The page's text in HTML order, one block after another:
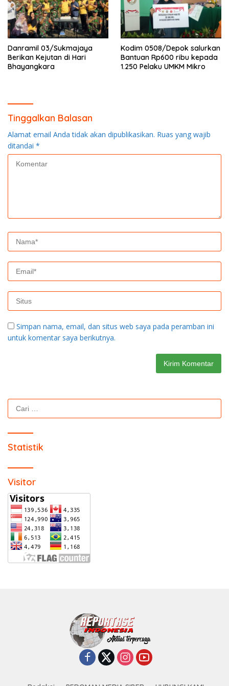
Danramil 03/Sukmajaya
Berikan Kejutan di Hari
Bhayangkara
Kodim 0508/Depok salurkan
Bantuan Rp600 ribu kepada
1.250 Pelaku UMKM Mikro
Tinggalkan Balasan
Alamat email Anda tidak akan dipublikasikan. Ruas yang wajib
ditandai *
Simpan nama, email, dan situs web saya pada peramban ini
untuk komentar saya berikutnya.
Cari
untuk:
Statistik
Visitor